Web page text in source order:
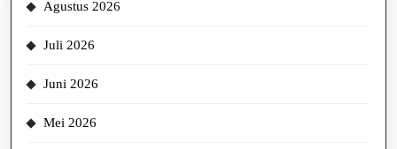
Agustus 2026
Juli 2026
Juni 2026
Mei 2026